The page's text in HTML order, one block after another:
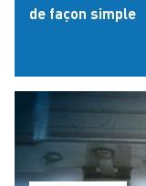
de façon simple